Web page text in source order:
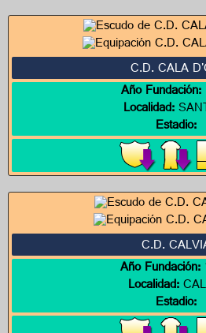
C.D. CALA
Año Fundación:
Localidad:
Estadio:
C.D.
Año Fundación:
Localidad:
Estadio: